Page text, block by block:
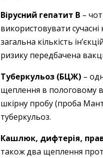
Вірусний гепатит В –
використовувати
загальна кількість
ризику передбачена
Туберкульоз (БЦЖ) –
щеплення в пологовому
шкірну пробу (проба
туберкульоз.
Кашлюк, дифтерія,
також два щеплення